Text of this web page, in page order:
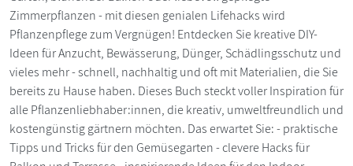
Zimmerpflanzen - mit diesen genialen Lifehacks wird
Pflanzenpflege zum Vergnügen! Entdecken Sie kreative DIY-
Ideen für Anzucht, Bewässerung, Dünger, Schädlingsschutz und
vieles mehr - schnell, nachhaltig und oft mit Materialien, die Sie
bereits zu Hause haben. Dieses Buch steckt voller Inspiration für
alle Pflanzenliebhaber:innen, die kreativ, umweltfreundlich und
kostengünstig gärtnern möchten. Das erwartet Sie: - praktische
Tipps und Tricks für den Gemüsegarten - clevere Hacks für